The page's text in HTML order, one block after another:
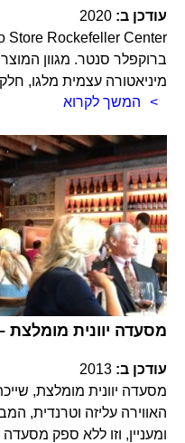
עודכן ב: 2020
ברוקפלר סנטר. מגוון
מיניאטורה עצמית מלגו,
המשך לקרוא
Anassa – מסעדה יוונית מומלצת
עודכן ב: 2013
האווירה עליזה וטרנדית,
ומעניין, וזו ללא ספק